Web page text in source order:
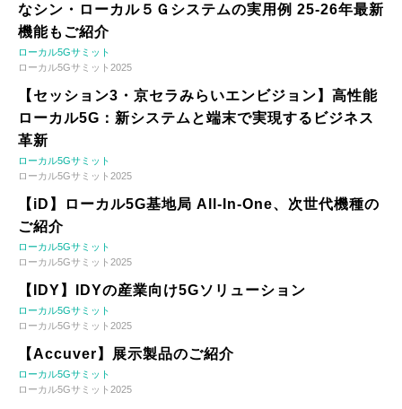
なシン・ローカル５Ｇシステムの実用例 25-26年最新
機能もご紹介
ローカル5Gサミット
ローカル5Gサミット2025
【セッション3・京セラみらいエンビジョン】高性能
ローカル5G：新システムと端末で実現するビジネス
革新
ローカル5Gサミット
ローカル5Gサミット2025
【iD】ローカル5G基地局 All-In-One、次世代機種の
ご紹介
ローカル5Gサミット
ローカル5Gサミット2025
【IDY】IDYの産業向け5Gソリューション
ローカル5Gサミット
ローカル5Gサミット2025
【Accuver】展示製品のご紹介
ローカル5Gサミット
ローカル5Gサミット2025